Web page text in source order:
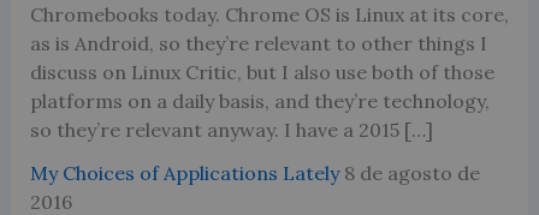
Chromebooks today. Chrome OS is Linux at its core,
as is Android, so they’re relevant to other things I
discuss on Linux Critic, but I also use both of those
platforms on a daily basis, and they’re technology,
so they’re relevant anyway. I have a 2015 […]
My Choices of Applications Lately 8 de agosto de
2016